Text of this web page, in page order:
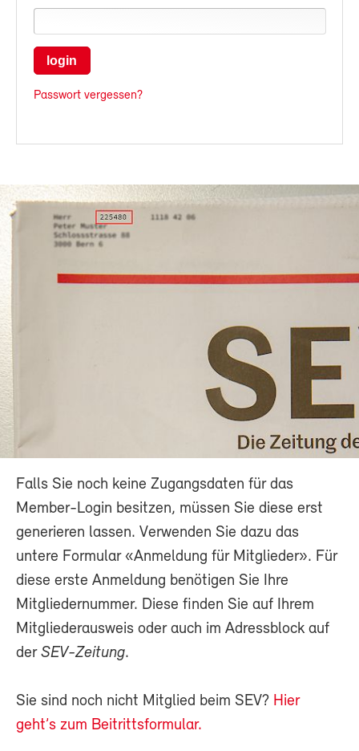
login
Passwort vergessen?
Falls Sie noch keine Zugangsdaten für das
Member-Login besitzen, müssen Sie diese erst
generieren lassen. Verwenden Sie dazu das
untere Formular «Anmeldung für Mitglieder». Für
diese erste Anmeldung benötigen Sie Ihre
Mitgliedernummer. Diese finden Sie auf Ihrem
Mitgliederausweis oder auch im Adressblock auf
der SEV-Zeitung.
Sie sind noch nicht Mitglied beim SEV? Hier
geht’s zum Beitrittsformular.